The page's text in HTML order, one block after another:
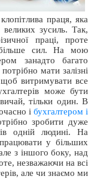
праця, яка
великих зусиль. Так,
праці, проте
більше сил. На мою
занадто багато
мати залізні
щоб витримувати все
може бути
тільки один. В
і бухгалтером і
зробити дуже
одній людині. На
у більших
з іншого боку, над
незважаючи на всі
але чи знаємо ми